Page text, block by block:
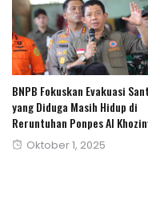
BNPB Fokuskan Evakuasi
yang Diduga Masih Hidup di
Reruntuhan Ponpes Al
Posted
Oktober 1, 2025